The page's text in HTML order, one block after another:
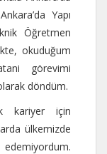
Yapı
Öğretmen
okuduğum
görevimi
döndüm.
kariyer için
ülkemizde